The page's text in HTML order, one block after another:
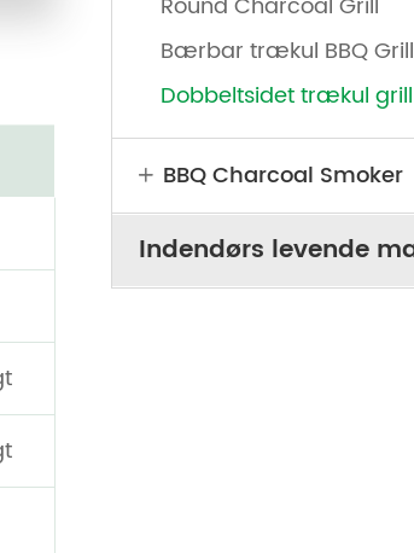
Bærbar trækul BBQ Grill
Dobbeltsidet trækul grill
 BBQ Charcoal Smoker
Indendørs levende